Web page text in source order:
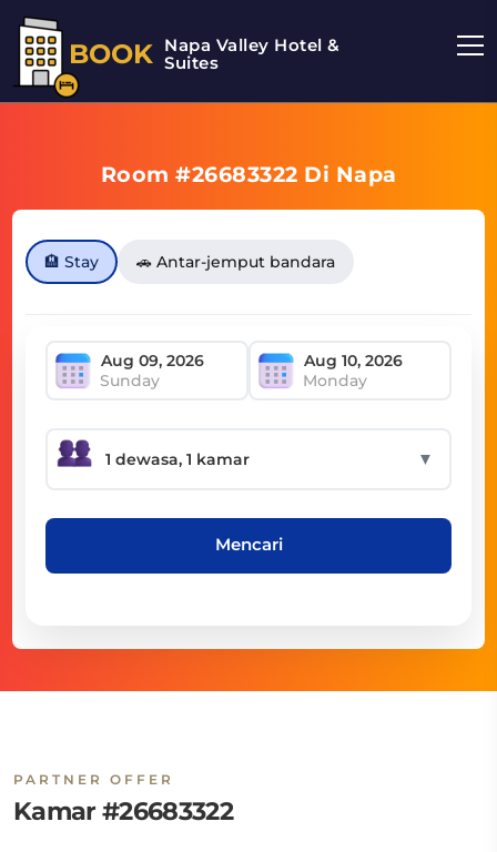
BOOK Napa Valley Hotel &
Suites
Room #26683322 Di Napa
🏨 Stay 🚗 Antar-jemput bandara
Sunday Monday
▼
Mencari
PARTNER OFFER
Kamar #26683322